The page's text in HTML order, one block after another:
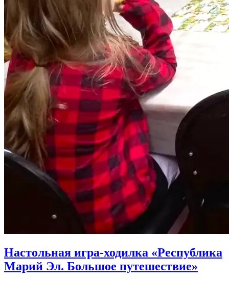
Настольная игра-ходилка «Республика
Марий Эл. Большое путешествие»